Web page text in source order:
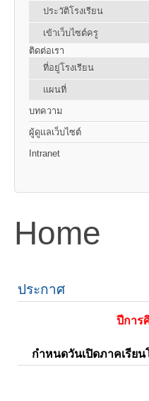
ประวัติโรงเรียน
เข้าเว็บไซต์ครู
ติดต่อเรา
ที่อยู่โรงเรียน
แผนที่
บทความ
ผู้ดูแลเว็บไซต์
Intranet
Home
ประกาศ
ปีการ
กำหนดวันเปิดภาคเรีย